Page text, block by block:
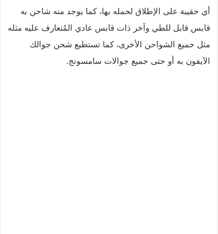
أي حقيبة على الإطلاق لحمله بها، كما يوجد منه شاحن به
قابس قابل للطي وآخر ذات قابس عادي المُتعارف عليه مثله
مثل جميع الشواحن الأخرى، كما تستطيع شحن جوالك
الآيفون به أو حتى جميع جوالات سامسونج.